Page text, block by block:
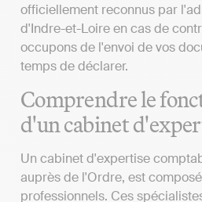
officiellement reconnus par
d'Indre-et-Loire en cas de
occupons de l'envoi de vos
temps de déclarer.
Comprendre le
d'un cabinet
Un cabinet d'expertise
auprès de l'Ordre, est
professionnels. Ces